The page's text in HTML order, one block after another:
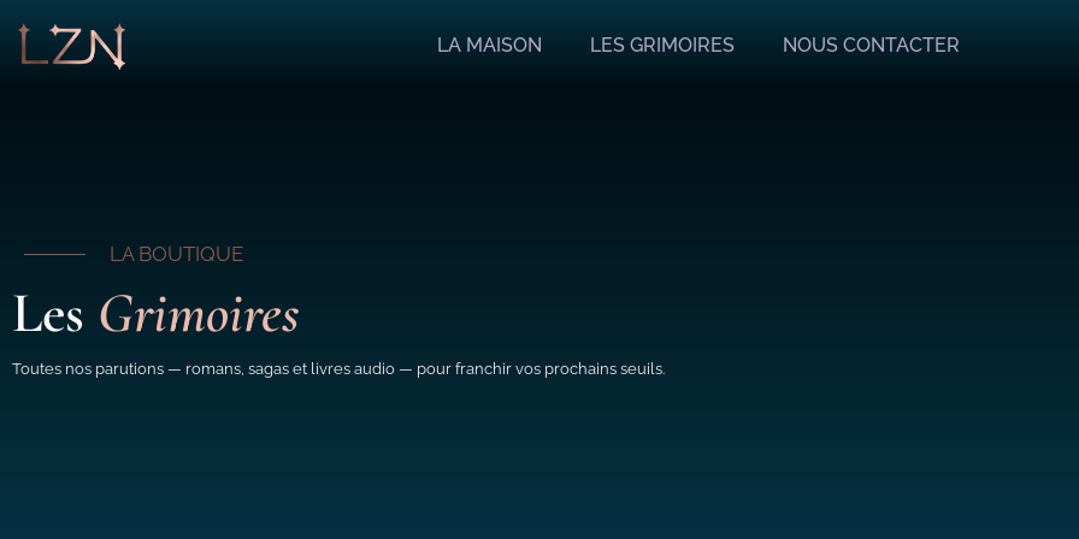
LA MAISON LES GRIMOIRES NOUS CONTACTER
LA BOUTIQUE
Les Grimoires
Toutes nos parutions — romans, sagas et livres audio — pour franchir vos prochains seuils.